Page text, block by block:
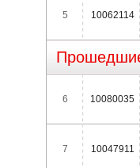
5 10062114
6 10080035
7 10047911